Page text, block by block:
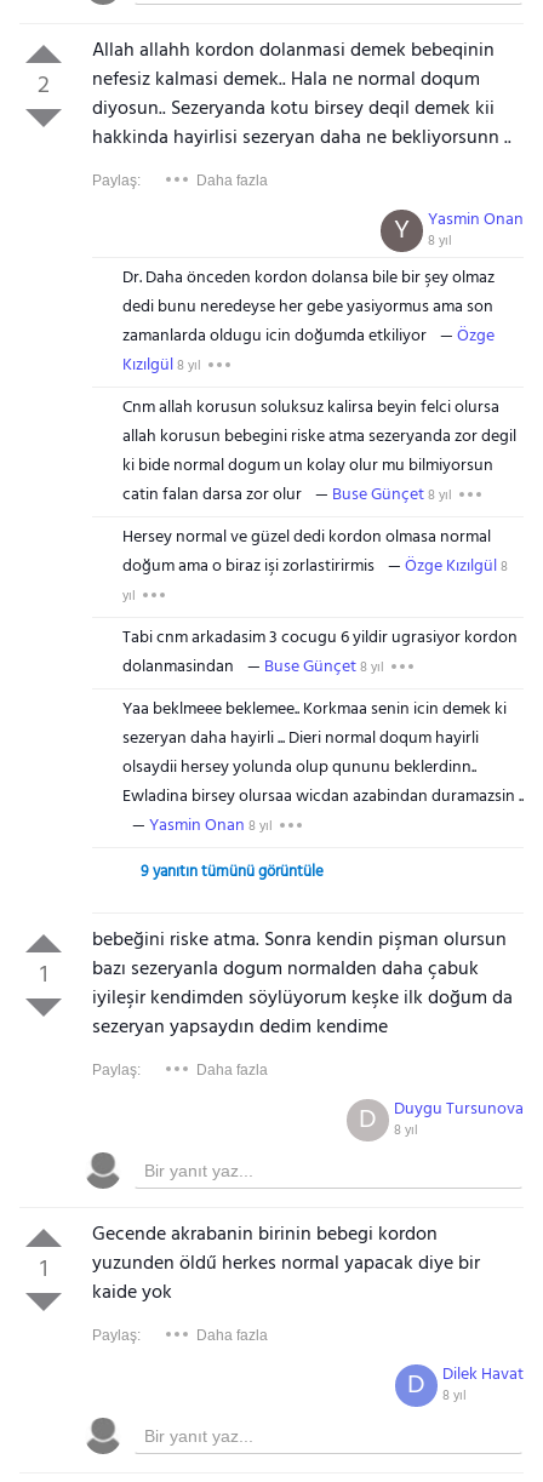
2
Allah allahh kordon dolanmasi demek bebeqinin
nefesiz kalmasi demek.. Hala ne normal doqum
diyosun.. Sezeryanda kotu birsey deqil demek kii
hakkinda hayirlisi sezeryan daha ne bekliyorsunn ..
Paylaş: Daha fazla
Yasmin Onan
8 yıl
Y
Dr. Daha önceden kordon dolansa bile bir şey olmaz
dedi bunu neredeyse her gebe yasiyormus ama son
zamanlarda oldugu icin doğumda etkiliyor
Özge
Kızılgül8 yıl
Cnm allah korusun soluksuz kalirsa beyin felci olursa
allah korusun bebegini riske atma sezeryanda zor degil
ki bide normal dogum un kolay olur mu bilmiyorsun
catin falan darsa zor olur
Buse Günçet8 yıl
Hersey normal ve güzel dedi kordon olmasa normal
doğum ama o biraz işi zorlastirirmis
Özge Kızılgül8
yıl
Tabi cnm arkadasim 3 cocugu 6 yildir ugrasiyor kordon
dolanmasindan
Buse Günçet8 yıl
Yaa beklmeee beklemee.. Korkmaa senin icin demek ki
sezeryan daha hayirli ... Dieri normal doqum hayirli
olsaydii hersey yolunda olup qununu beklerdinn..
Ewladina birsey olursaa wicdan azabindan duramazsin ..
Yasmin Onan 8 yıl
9 yanıtın tümünü görüntüle
1
bebeğini riske atma. Sonra kendin pişman olursun
bazı sezeryanla dogum normalden daha çabuk
iyileşir kendimden söylüyorum keşke ilk doğum da
sezeryan yapsaydın dedim kendime
Paylaş: Daha fazla
Duygu Tursunova
8 yıl
D
1
Gecende akrabanin birinin bebegi kordon
yuzunden öldű herkes normal yapacak diye bir
kaide yok
Paylaş: Daha fazla
Dilek Havat
8 yıl
D